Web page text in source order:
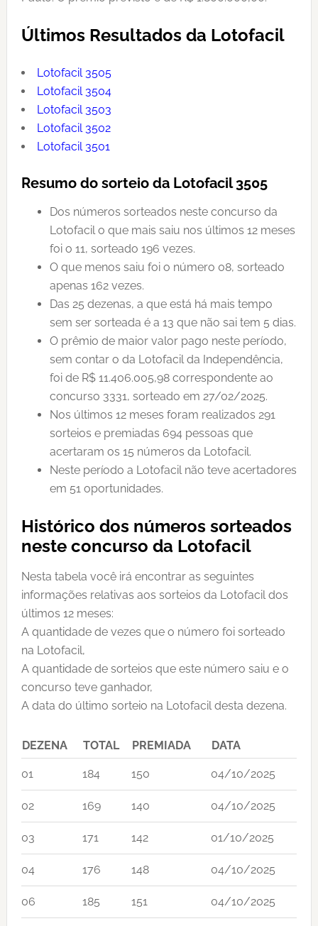
Últimos Resultados da Lotofacil
Lotofacil 3505
Lotofacil 3504
Lotofacil 3503
Lotofacil 3502
Lotofacil 3501
Resumo do sorteio da Lotofacil 3505
Dos números sorteados neste concurso da
Lotofacil o que mais saiu nos últimos 12 meses
foi o 11, sorteado 196 vezes.
O que menos saiu foi o número 08, sorteado
apenas 162 vezes.
Das 25 dezenas, a que está há mais tempo
sem ser sorteada é a 13 que não sai tem 5 dias.
O prêmio de maior valor pago neste período,
sem contar o da Lotofacil da Independência,
foi de R$ 11.406.005,98 correspondente ao
concurso 3331, sorteado em 27/02/2025.
Nos últimos 12 meses foram realizados 291
sorteios e premiadas 694 pessoas que
acertaram os 15 números da Lotofacil.
Neste período a Lotofacil não teve acertadores
em 51 oportunidades.
Histórico dos números sorteados
neste concurso da Lotofacil
Nesta tabela você irá encontrar as seguintes
informações relativas aos sorteios da Lotofacil dos
últimos 12 meses:
A quantidade de vezes que o número foi sorteado
na Lotofacil,
A quantidade de sorteios que este número saiu e o
concurso teve ganhador,
A data do último sorteio na Lotofacil desta dezena.
DEZENA TOTAL PREMIADA DATA
01 184 150 04/10/2025
02 169 140 04/10/2025
03 171 142 01/10/2025
04 176 148 04/10/2025
06 185 151 04/10/2025